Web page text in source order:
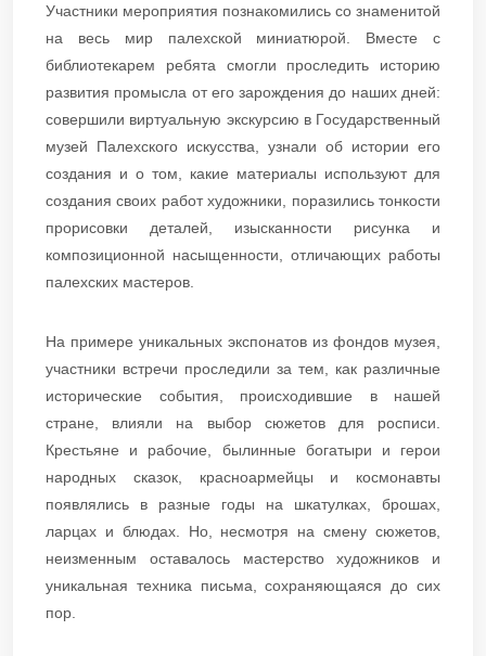
Участники мероприятия познакомились со знаменитой
на весь мир палехской миниатюрой. Вместе с
библиотекарем ребята смогли проследить историю
развития промысла от его зарождения до наших дней:
совершили виртуальную экскурсию в Государственный
музей Палехского искусства, узнали об истории его
создания и о том, какие материалы используют для
создания своих работ художники, поразились тонкости
прорисовки деталей, изысканности рисунка и
композиционной насыщенности, отличающих работы
палехских мастеров.
На примере уникальных экспонатов из фондов музея,
участники встречи проследили за тем, как различные
исторические события, происходившие в нашей
стране, влияли на выбор сюжетов для росписи.
Крестьяне и рабочие, былинные богатыри и герои
народных сказок, красноармейцы и космонавты
появлялись в разные годы на шкатулках, брошах,
ларцах и блюдах. Но, несмотря на смену сюжетов,
неизменным оставалось мастерство художников и
уникальная техника письма, сохраняющаяся до сих
пор.